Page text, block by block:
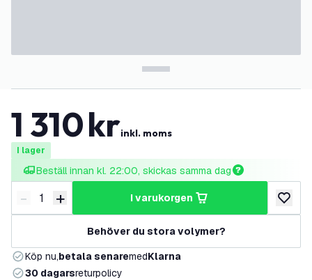
1 310krinkl. moms
I lager
Beställ innan kl. 22:00, skickas samma dag
Minska antal
- Öka antal
+ i varukorgen
lägg
Behöver du stora volymer?
Köp nu,betala senaremedKlarna
30 dagarsreturpolicy